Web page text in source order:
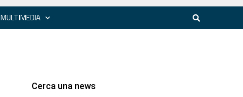
MULTIMEDIA
Cerca una news